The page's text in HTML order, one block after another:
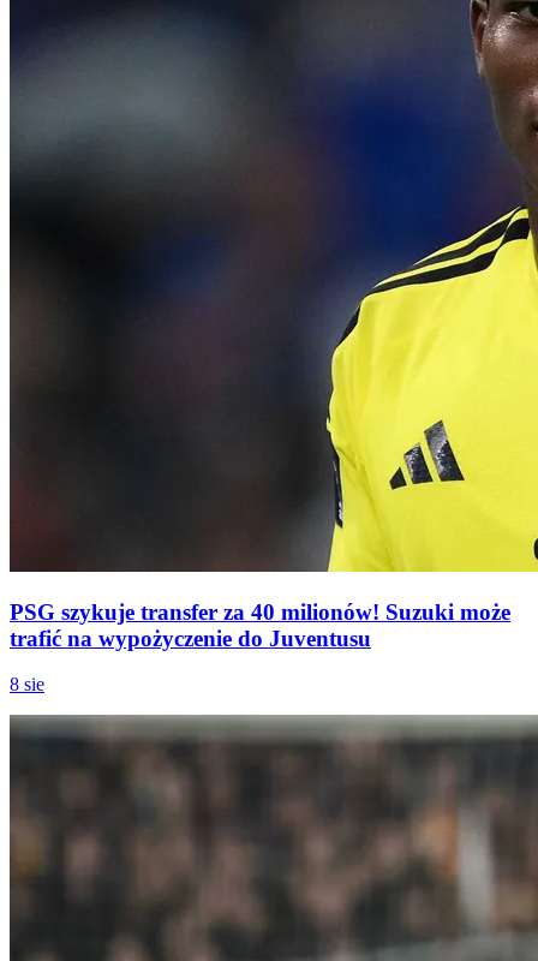
PSG szykuje transfer za 40 milionów! Suzuki może
trafić na wypożyczenie do Juventusu
8 sie